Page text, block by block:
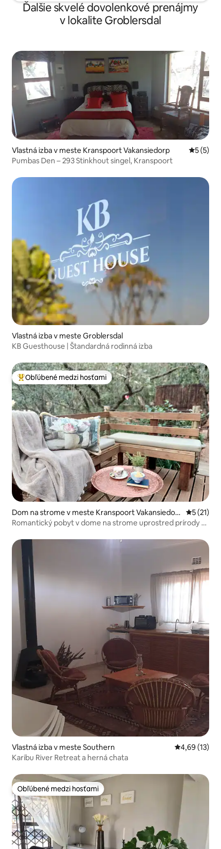
Ďalšie skvelé dovolenkové prenájmy
v lokalite Groblersdal
Vlastná izba v meste Kranspoort Vakansiedorp
5 (5)
Pumbas Den – 293 Stinkhout singel, Kranspoort
Vlastná izba v meste Groblersdal
KB Guesthouse | Štandardná rodinná izba
Najobľúbenejšie medzi hosťami
Obľúbené medzi hosťami
Dom na strome v meste Kranspoort Vakansiedor
p
5 (21)
Romantický pobyt v dome na strome uprostred prírody s
Vlastná izba v meste Southern Priemerné
4,69 (13)
Karibu River Retreat a herná chata
Obľúbené medzi hosťami
Obľúbené medzi hosťami